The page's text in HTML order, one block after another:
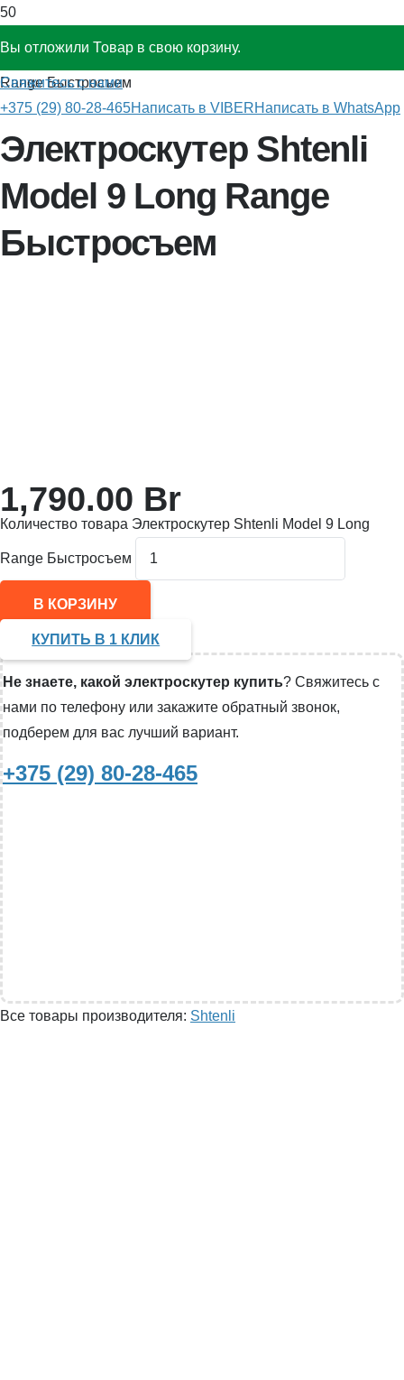
Вы отложили Товар в свою корзину.
Свяжитесь с нами
+375 (29) 80-28-465Написать в VIBERНаписать в WhatsApp
Главная»Электрические скутеры»
Range Быстросъем
Электроскутер Shtenli
Model 9 Long Range
Быстросъем
1,790.00 Br
Количество товара Электроскутер Shtenli Model 9 Long
Range Быстросъем
В КОРЗИНУ
КУПИТЬ В 1 КЛИК
Не знаете, какой электроскутер купить? Свяжитесь с
нами по телефону или закажите обратный звонок,
подберем для вас лучший вариант.
+375 (29) 80-28-465
Все товары производителя: Shtenli